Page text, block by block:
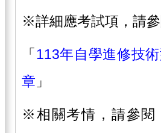
※詳細應考試項，請
「113年自學進修技
章 」
※相關考情，請參閱